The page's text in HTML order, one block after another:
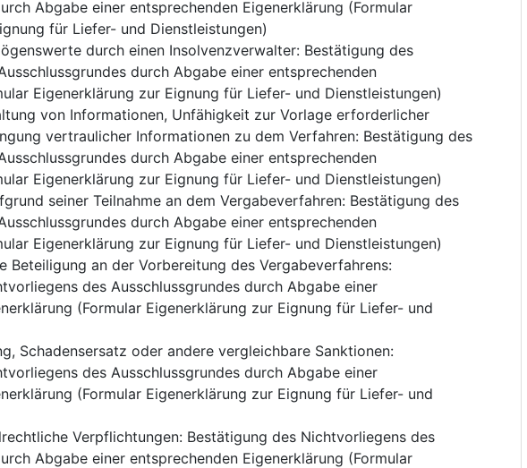
Abgabe einer entsprechenden Eigenerklärung (Formular
für Liefer- und Dienstleistungen)
durch einen Insolvenzverwalter: Bestätigung des
durch Abgabe einer entsprechenden
Eigenerklärung zur Eignung für Liefer- und Dienstleistungen)
von Informationen, Unfähigkeit zur Vorlage erforderlicher
vertraulicher Informationen zu dem Verfahren: Bestätigung des
durch Abgabe einer entsprechenden
Eigenerklärung zur Eignung für Liefer- und Dienstleistungen)
seiner Teilnahme an dem Vergabeverfahren: Bestätigung des
durch Abgabe einer entsprechenden
Eigenerklärung zur Eignung für Liefer- und Dienstleistungen)
Beteiligung an der Vorbereitung des Vergabeverfahrens:
des Ausschlussgrundes durch Abgabe einer
(Formular Eigenerklärung zur Eignung für Liefer- und
Schadensersatz oder andere vergleichbare Sanktionen:
des Ausschlussgrundes durch Abgabe einer
(Formular Eigenerklärung zur Eignung für Liefer- und
Verpflichtungen: Bestätigung des Nichtvorliegens des
Abgabe einer entsprechenden Eigenerklärung (Formular